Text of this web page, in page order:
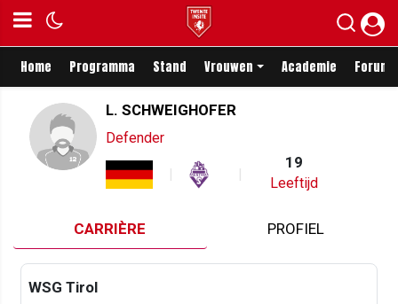
Home Programma Stand Vrouwen Academie Forum
L. SCHWEIGHOFER
Defender
19
Leeftijd
CARRIÈRE PROFIEL
WSG Tirol